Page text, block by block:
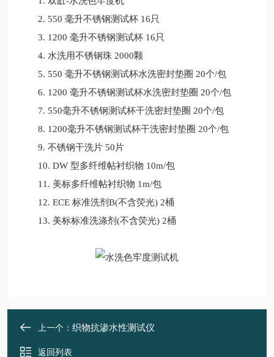
2. 550 毫升不锈钢测试杯 16只
3. 1200 毫升不锈钢测试杯 16只
4. 水洗用不锈钢珠 2000颗
5. 550 毫升不锈钢测试杯水洗密封垫圈 20个/包
6. 1200 毫升不锈钢测试杯水洗密封垫圈 20个/包
7. 550毫升不锈钢测试杯干洗密封垫圈 20个/包
8. 1200毫升不锈钢测试杯干洗密封垫圈 20个/包
9. 不锈钢干洗片 50片
10. DW 型多纤维帖衬织物 10m/包
11. 美标多纤维帖衬织物 1m/包
12. ECE 标准洗剂B(不含荧光) 2桶
13. 美标标准洗涤剂(不含荧光) 2桶
上一个： 织物抗渗水性测试仪
返回列表